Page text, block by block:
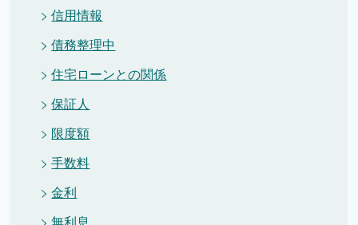
信用情報
債務整理中
住宅ローンとの関係
保証人
限度額
手数料
金利